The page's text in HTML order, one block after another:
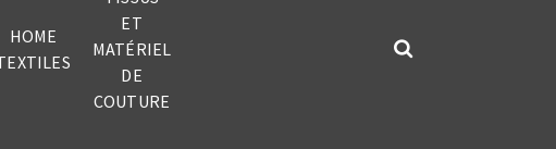
HOME
ET
MATÉRIEL
DE
COUTURE